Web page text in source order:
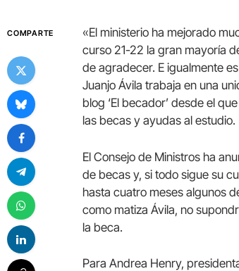
COMPARTE
«El ministerio ha mejorado
curso 21-22 la gran mayoría
de agradecer. E igualmente
Juanjo Ávila trabaja en una
blog ‘El becador’ desde el
las becas y ayudas al estudio.
El Consejo de Ministros ha
de becas y, si todo sigue su
hasta cuatro meses algunos
como matiza Ávila, no
la beca.
Para Andrea Henry,